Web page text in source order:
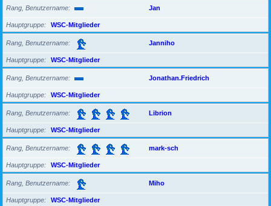
Rang, Benutzername Jan
Hauptgruppe WSC-Mitglieder
Rang, Benutzername Janniho
Hauptgruppe WSC-Mitglieder
Rang, Benutzername Jonathan.Friedrich
Hauptgruppe WSC-Mitglieder
Rang, Benutzername Librion
Hauptgruppe WSC-Mitglieder
Rang, Benutzername mark-sch
Hauptgruppe WSC-Mitglieder
Rang, Benutzername Miho
Hauptgruppe WSC-Mitglieder